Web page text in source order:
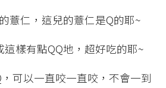
薏仁，這兒的薏仁是Q的耶~
樣有點QQ地，超好吃的耶~
可以一直咬一直咬，不會一到